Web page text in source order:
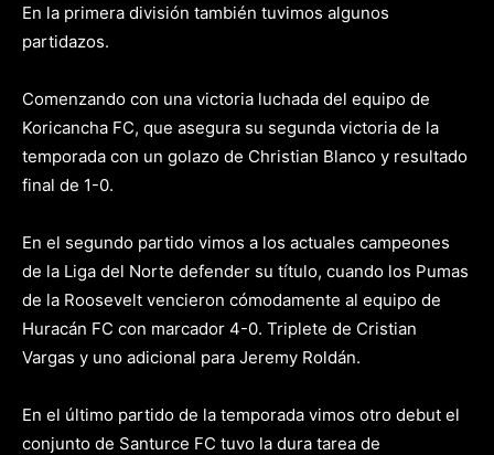
En la primera división también tuvimos algunos
partidazos.
Comenzando con una victoria luchada del equipo de
Koricancha FC, que asegura su segunda victoria de la
temporada con un golazo de Christian Blanco y resultado
final de 1-0.
En el segundo partido vimos a los actuales campeones
de la Liga del Norte defender su título, cuando los Pumas
de la Roosevelt vencieron cómodamente al equipo de
Huracán FC con marcador 4-0. Triplete de Cristian
Vargas y uno adicional para Jeremy Roldán.
En el último partido de la temporada vimos otro debut el
conjunto de Santurce FC tuvo la dura tarea de